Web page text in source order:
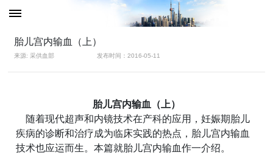
胎儿宫内输血（上）
来源: 采供血部 发布时间：2016-05-11
胎儿宫内输血（上）
随着现代超声和内镜技术在产科的应用，妊娠期胎儿
疾病的诊断和治疗成为临床实践的热点，胎儿宫内输血
技术也应运而生。本篇就胎儿宫内输血作一介绍。